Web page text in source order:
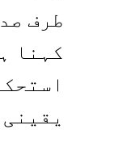
طرف
کہنا